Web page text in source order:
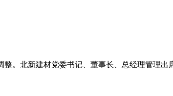
。北新建材党委书记、董事长、总经理管理